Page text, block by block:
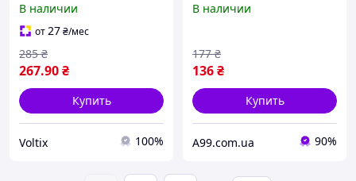
В наличии
от27₴/мес
267.90₴
285 ₴
Купить
Voltix 100%
UTP Lan Cable 5m желтый
В наличии
136₴
177 ₴
Купить
A99.com.ua 90%